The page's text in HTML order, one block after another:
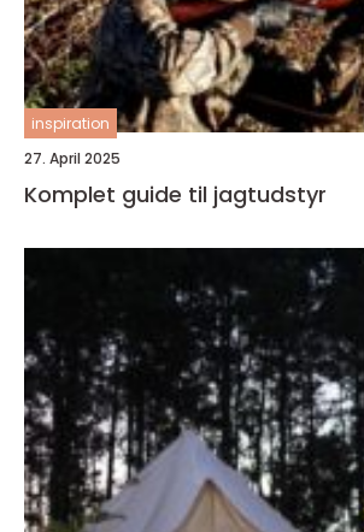
inspiration
27. April 2025
Komplet guide til jagtudstyr